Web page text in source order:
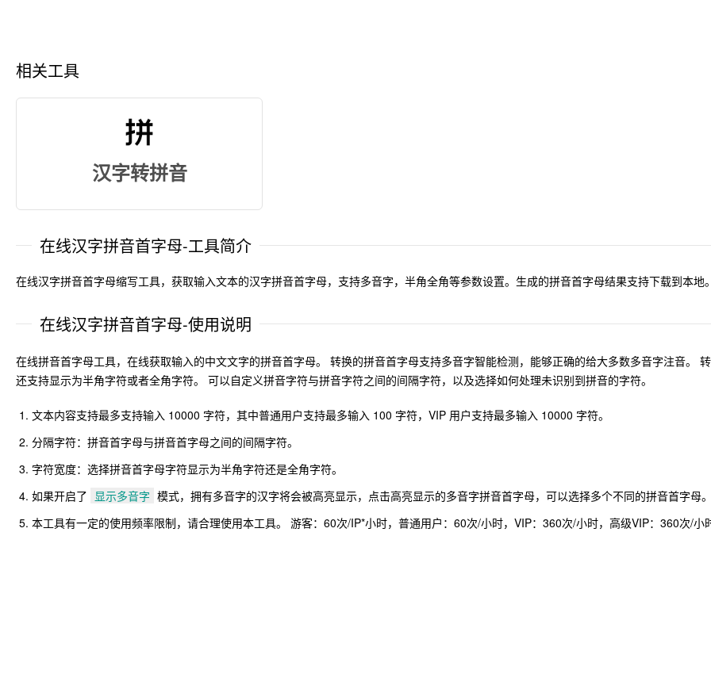
相关工具
汉字转拼音
在线汉字拼音首字母-工具简介
在线汉字拼音首字母缩写工具，获取输入文本的汉字拼音首字母，支持多音字，半角全角等参数设置。生成的拼音首字母结果支持下载到本地
在线汉字拼音首字母-使用说明
在线拼音首字母工具，在线获取输入的中文文字的拼音首字母。 转换的拼音首字母支持多音字智能检测，能够正确的给大多数多音字注音。
还支持显示为半角字符或者全角字符。 可以自定义拼音字符与拼音字符之间的间隔字符，以及选择如何处理未识别到拼音的字符。
文本内容支持最多支持输入 10000 字符，其中普通用户支持最多输入 100 字符，VIP 用户支持最多输入 10000 字符。
分隔字符：拼音首字母与拼音首字母之间的间隔字符。
字符宽度：选择拼音首字母字符显示为半角字符还是全角字符。
如果开启了 显示多音字 模式，拥有多音字的汉字将会被高亮显示，点击高亮显示的多音字拼音首字母，可以选择多个不同的拼音首字母
本工具有一定的使用频率限制，请合理使用本工具。 游客：60次/IP*小时，普通用户：60次/小时，VIP：360次/小时，高级VIP：360次/小